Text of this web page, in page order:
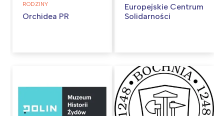
RODZINY
Orchidea PR
Europejskie Centrum
Solidarności